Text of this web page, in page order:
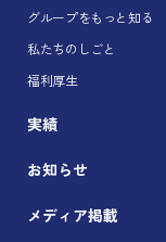
グループをもっと知る
私たちのしごと
福利厚生
実績
お知らせ
メディア掲載